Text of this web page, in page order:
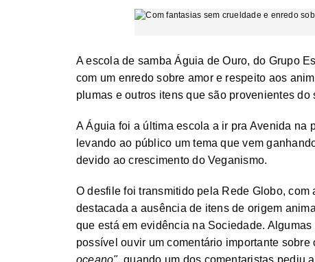
A escola de samba Águia de Ouro, do Grupo
com um enredo sobre amor e respeito aos
plumas e outros itens que são provenientes do
A Águia foi a última escola a ir pra Avenida na
levando ao público um tema que vem
devido ao crescimento do Veganismo.
O desfile foi transmitido pela Rede Globo,
destacada a ausência de itens de origem
que está em evidência na Sociedade.
possível ouvir um comentário importante sobre
oceano", quando um dos comentaristas pediu